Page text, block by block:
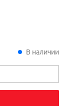
В наличии